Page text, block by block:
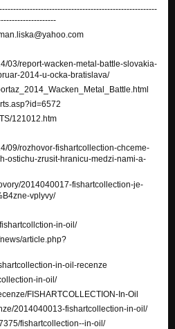
03/report-wacken-metal-battle-slovakia-
2014-u-ocka-bratislava/
121012.htm
09/rozhovor-fishartcollection-chceme-
ostichu-zrusit-hranicu-medzi-nami-a-
2014040017-fishartcollection-je-
vplyvy/
in-oil/
article.php?
in-oil-recenze
in-oil/
FISHARTCOLLECTION-In-Oil
2014040013-fishartcollection-in-oil/
fishartcollection--in-oil/